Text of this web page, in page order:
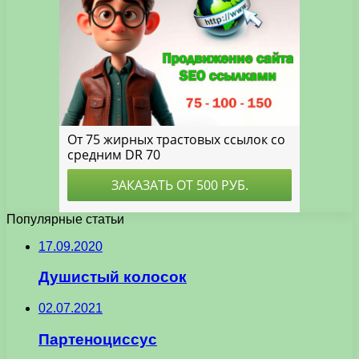
Популярные статьи
17.09.2020
Душистый колосок
02.07.2021
Партеноциссус